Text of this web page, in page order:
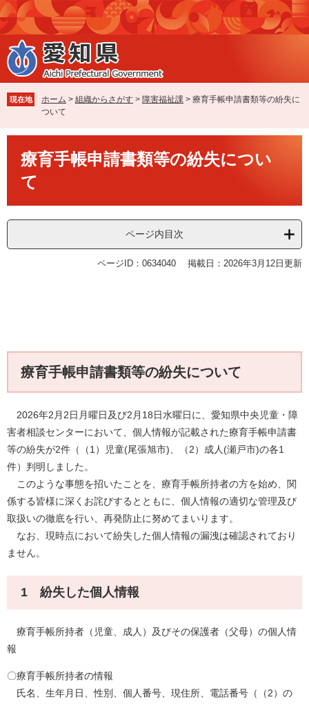
ペ
ー
ジ
の
先
で
す
メ
ニ
ュ
ー
を
ば
し
本
現在地 ホーム > 組織からさがす > 障害福祉課 > 療育手帳申請書類等の紛失に
ついて
療育手帳申請書類等の紛失につい
て
ページ内目次
ページID：0634040 掲載日：2026年3月12日更新
療育手帳申請書類等の紛失について
2026年2月2日月曜日及び2月18日水曜日に、愛知県中央児童・障
害者相談センターにおいて、個人情報が記載された療育手帳申請書
等の紛失が2件（（1）児童(尾張旭市)、（2）成人(瀬戸市)の各1
件）判明しました。
このような事態を招いたことを、療育手帳所持者の方を始め、関
係する皆様に深くお詫びするとともに、個人情報の適切な管理及び
取扱いの徹底を行い、再発防止に努めてまいります。
なお、現時点において紛失した個人情報の漏洩は確認されており
ません。
1 紛失した個人情報
療育手帳所持者（児童、成人）及びその保護者（父母）の個人情
報
〇療育手帳所持者の情報
氏名、生年月日、性別、個人番号、現住所、電話番号（（2）の